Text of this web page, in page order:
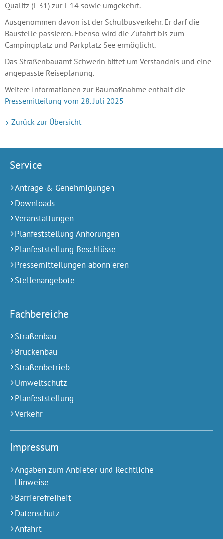
Qualitz (L 31) zur L 14 sowie umgekehrt.
Ausgenommen davon ist der Schulbusverkehr. Er darf die
Baustelle passieren. Ebenso wird die Zufahrt bis zum
Campingplatz und Parkplatz See ermöglicht.
Das Straßenbauamt Schwerin bittet um Verständnis und eine
angepasste Reiseplanung.
Weitere Informationen zur Baumaßnahme enthält die
Pressemitteilung vom 28. Juli 2025
Zurück zur Übersicht
Service
Anträge & Genehmigungen
Downloads
Veranstaltungen
Planfeststellung Anhörungen
Planfeststellung Beschlüsse
Pressemitteilungen abonnieren
Stellenangebote
Fachbereiche
Straßenbau
Brückenbau
Straßenbetrieb
Umweltschutz
Planfeststellung
Verkehr
Impressum
Angaben zum Anbieter und Rechtliche
Hinweise
Barrierefreiheit
Datenschutz
Anfahrt